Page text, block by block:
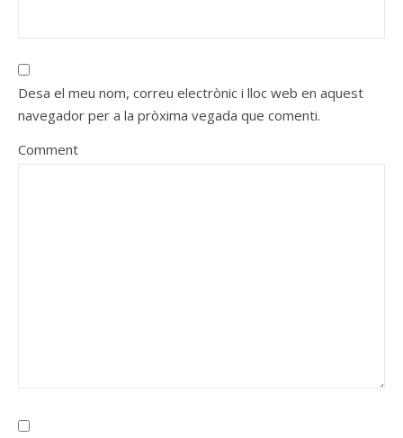
Desa el meu nom, correu electrònic i lloc web en aquest
navegador per a la pròxima vegada que comenti.
Comment